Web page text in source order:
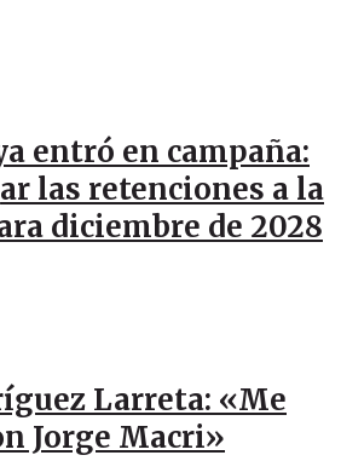
entró en campaña:
las retenciones a la
diciembre de 2028
Larreta: «Me
Jorge Macri»